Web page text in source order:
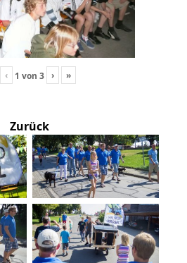
‹ 1 von 3 › »
Zurück